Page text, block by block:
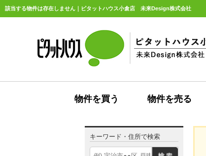
該当する物件は存在しません｜ピタットハウス小倉店 未来Design株式会社
物件を買う 物件を売る
キーワード・住所で検索